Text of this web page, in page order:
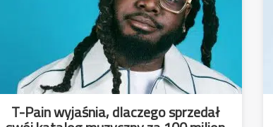
T-Pain wyjaśnia, dlaczego sprzedał